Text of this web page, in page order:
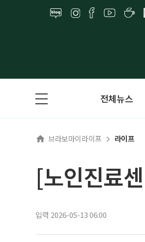
전체뉴스
브라보마이라이프 라이프
[노인진료
입력 2026-05-13 06:00